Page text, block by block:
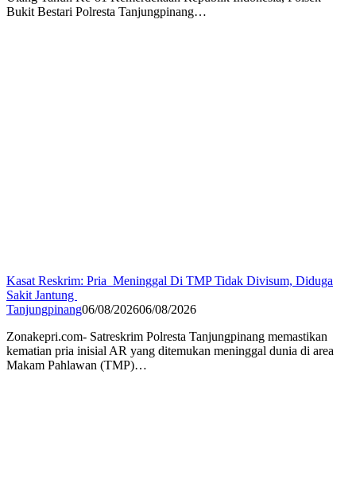
Bukit Bestari Polresta Tanjungpinang…
Kasat Reskrim: Pria Meninggal Di TMP Tidak Divisum, Diduga
Sakit Jantung
Tanjungpinang06/08/202606/08/2026
Zonakepri.com- Satreskrim Polresta Tanjungpinang memastikan
kematian pria inisial AR yang ditemukan meninggal dunia di area
Makam Pahlawan (TMP)…